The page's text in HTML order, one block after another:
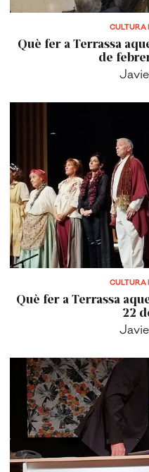
CULTURA
Què fer a Terrassa
de
CULTURA
Què fer a Terrassa
22